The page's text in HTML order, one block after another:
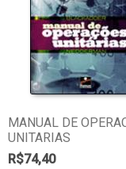
MANUAL DE
UNITARIAS
R$74,40